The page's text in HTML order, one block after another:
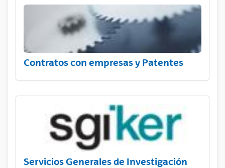
Contratos con empresas y Patentes
Servicios Generales de Investigación